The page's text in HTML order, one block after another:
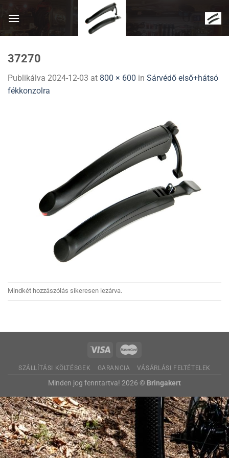
37270
Publikálva 2024-12-03 at 800 × 600 in Sárvédő első+hátsó
fékkonzolra
Mindkét hozzászólás sikeresen lezárva.
SZÁLLÍTÁSI KÖLTÉSGEK GARANCIA VÁSÁRLÁSI FELTÉTELEK
Minden jog fenntartva! 2026 © Bringakert